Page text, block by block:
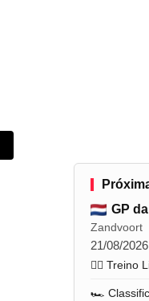
GP
Zandvoort
21/08/
🏋️‍♂️ Treino
🏎️